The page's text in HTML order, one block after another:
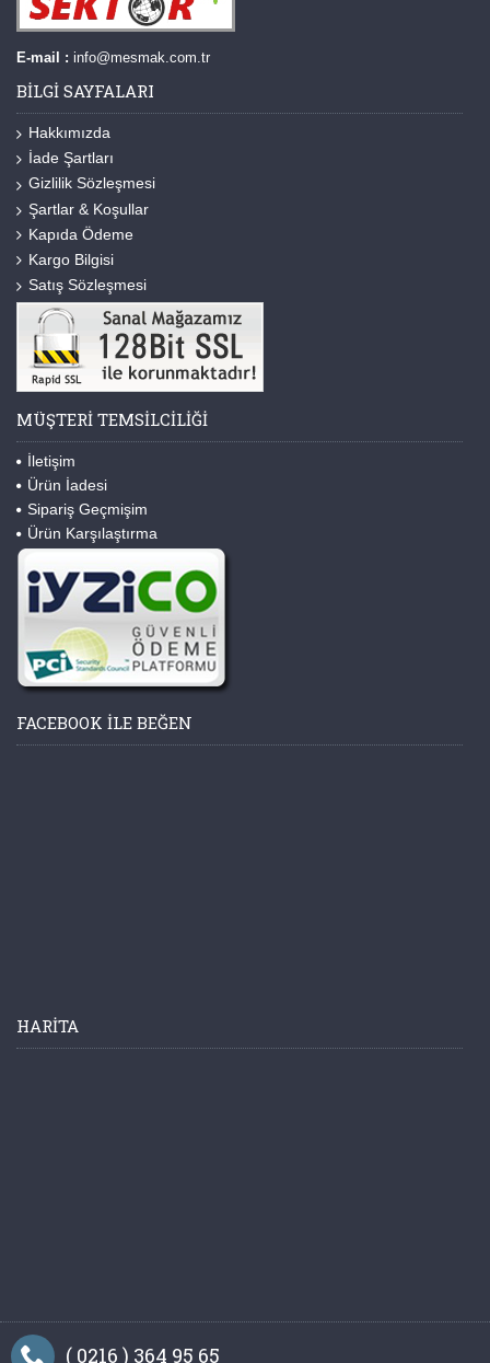
E-mail : info@mesmak.com.tr
BILGI SAYFALARI
Hakkımızda
İade Şartları
Gizlilik Sözleşmesi
Şartlar & Koşullar
Kapıda Ödeme
Kargo Bilgisi
Satış Sözleşmesi
MÜŞTERI TEMSILCILIĞI
İletişim
Ürün İadesi
Sipariş Geçmişim
Ürün Karşılaştırma
FACEBOOK ILE BEĞEN
HARITA
( 0216 ) 364 95 65